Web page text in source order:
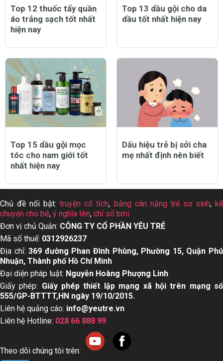
Top 12 thuốc tẩy quần
áo trắng sạch tốt nhất
hiện nay
Top 13 dầu gội cho da
Top 15 dầu gội mọc
tóc cho nam giới tốt
nhất hiện nay
Dấu hiệu trẻ bị sởi cha
mẹ nhất định nên biết
Chủ đề nổi bật:truyện cổ tích,bảng cân nặng trẻ sơ sinh,kể
chuyện cho bé, ý nghĩa tên, chỉ số bmi
Đơn vị chủ Quản:CÔNG TY CỔ PHẦN YÊU TRẺ
Mã số thuế: 0312926237
Địa chỉ:369 đường Phan Đình Phùng, Phường 15, Quận Phú
Nhuận, Thành phố Hồ Chí Minh
Đại diện pháp luật:Nguyễn Hoàng Phượng Linh
Giấy phép thiết lập mạng xã hội trên mạng số
555/GP-BTTTT,HN ngày 19/10/2015.
Liên hệ quảng cáo: info@yeutre.vn